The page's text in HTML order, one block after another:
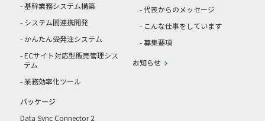
- 基幹業務システム構築
- システム間連携開発
- かんたん受発注システム
- ECサイト対応型販売管理シス
テム
- 業務効率化ツール
パッケージ
Data Sync Connector 2
- 代表からのメッセージ
- こんな仕事をしています
- 募集要項
お知らせ